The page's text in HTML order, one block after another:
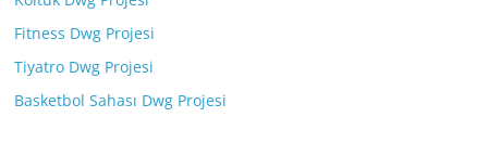
Fitness Dwg Projesi
Tiyatro Dwg Projesi
Basketbol Sahası Dwg Projesi